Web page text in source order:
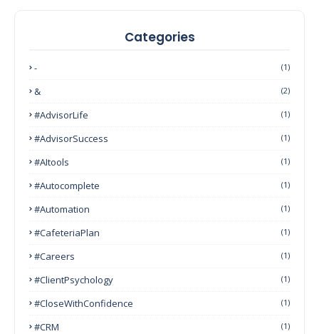
Categories
- (1)
& (2)
#AdvisorLife (1)
#AdvisorSuccess (1)
#AItools (1)
#autocomplete (1)
#Automation (1)
#CafeteriaPlan (1)
#Careers (1)
#ClientPsychology (1)
#CloseWithConfidence (1)
#CRM (1)